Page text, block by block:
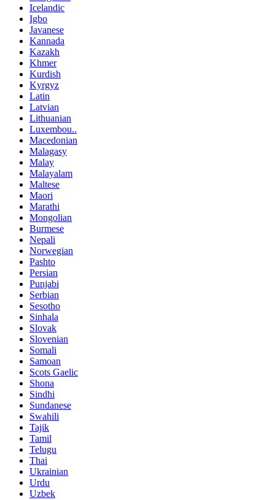
Icelandic
Igbo
Javanese
Kannada
Kazakh
Khmer
Kurdish
Kyrgyz
Latin
Latvian
Lithuanian
Luxembou..
Macedonian
Malagasy
Malay
Malayalam
Maltese
Maori
Marathi
Mongolian
Burmese
Nepali
Norwegian
Pashto
Persian
Punjabi
Serbian
Sesotho
Sinhala
Slovak
Slovenian
Somali
Samoan
Scots Gaelic
Shona
Sindhi
Sundanese
Swahili
Tajik
Tamil
Telugu
Thai
Ukrainian
Urdu
Uzbek